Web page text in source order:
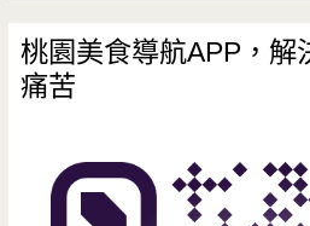
桃園美食導航APP，解
痛苦